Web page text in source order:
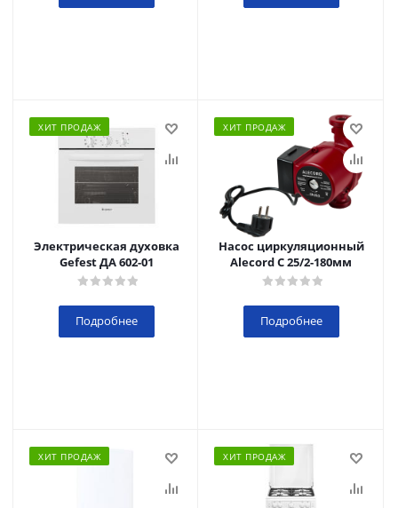
ХИТ ПРОДАЖ
Электрическая духовка
Gefest ДА 602-01
Подробнее
ХИТ ПРОДАЖ
Насос циркуляционный
Alecord C 25/2-180мм
Подробнее
ХИТ ПРОДАЖ ХИТ ПРОДАЖ